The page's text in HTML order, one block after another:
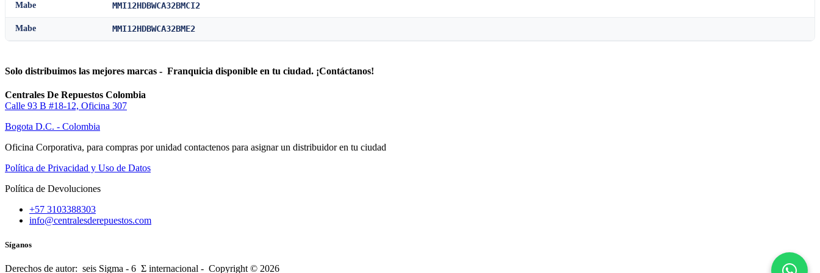
Mabe MMI12HDBWCA32BMCI2
Mabe MMI12HDBWCA32BME2
Solo distribuimos las mejores marcas - Franquicia disponible en tu ciudad. ¡Contáctanos!
Centrales De Repuestos Colombia
Calle 93 B #18-12, Oficina 307
Bogota D.C. - Colombia
Oficina Corporativa, para compras por unidad contactenos para asignar un distribuidor en tu ciudad
Política de Privacidad y Uso de Datos
Política de Devoluciones
+57 3103388303
info@centralesderepuestos.com
Síganos
Derechos de autor: seis Sigma - 6 Σ internacional - Copyright © 2026